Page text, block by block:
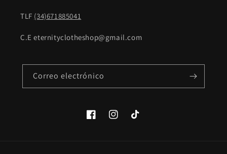
TLF (34)671885041
C.E eternityclotheshop@gmail.com
Correo electrónico
FacebookInstagramTikTok